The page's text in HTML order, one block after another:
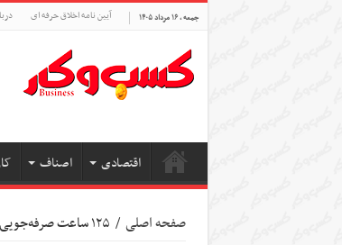
جمعه , ۱۶ مرداد ۱۴۰۵ آیین نامه اخلاق حرفه ای
اقتصادی اصناف
صفحه اصلی / ۱۲۵ ساعت صرفه‌جویی در سال با زندگی در شهرهای هوشمند